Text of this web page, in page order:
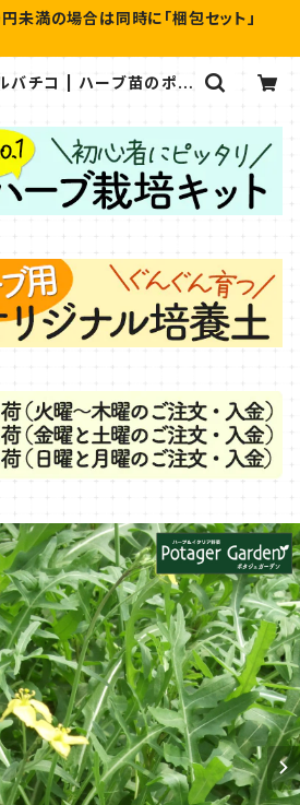
未満の場合は同時に「梱包セット」
バチコ | ハーブ苗のポタ